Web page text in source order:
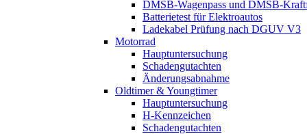
DMSB-Wagenpass und DMSB-
Batterietest für Elektroautos
Ladekabel Prüfung nach DGUV V3
Motorrad
Hauptuntersuchung
Schadengutachten
Änderungsabnahme
Oldtimer & Youngtimer
Hauptuntersuchung
H-Kennzeichen
Schadengutachten